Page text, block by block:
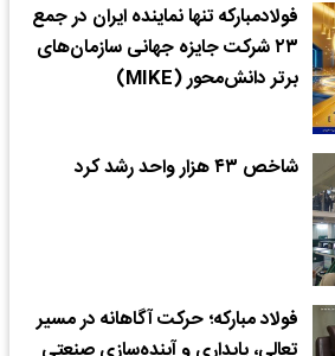
فولاد‌مبارکه تنها نماینده ایران در جمع
۲۳ شرکت جایزه جهانی سازمان‌های
برتر دانش‌محور (MIKE)
شاخص ۴۳ هزار واحد رشد کرد
فولاد مبارکه؛ حرکت آگاهانه در مسیر